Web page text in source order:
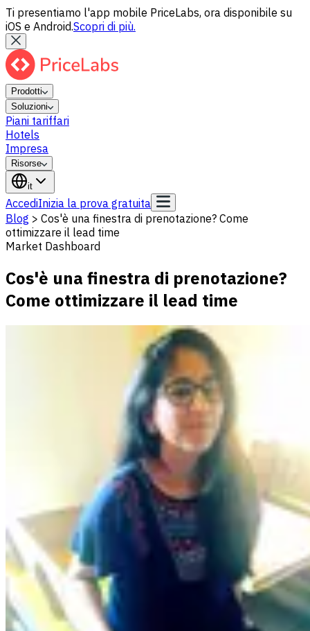
Ti presentiamo l'app mobile PriceLabs, ora disponibile su
iOS e Android.Scopri di più.
Prodotti
Soluzioni
Piani tariffari
Hotels
Impresa
Risorse
it
AccediInizia la prova gratuita
Blog > Cos'è una finestra di prenotazione? Come
ottimizzare il lead time
Market Dashboard
Cos'è una finestra di prenotazione?
Come ottimizzare il lead time